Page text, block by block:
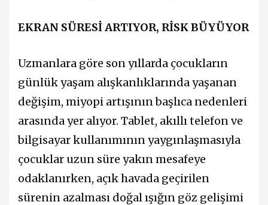
EKRAN SÜRESİ ARTIYOR, RİSK BÜYÜYOR
Uzmanlara göre son yıllarda çocukların
günlük yaşam alışkanlıklarında yaşanan
değişim, miyopi artışının başlıca nedenleri
arasında yer alıyor. Tablet, akıllı telefon ve
bilgisayar kullanımının yaygınlaşmasıyla
çocuklar uzun süre yakın mesafeye
odaklanırken, açık havada geçirilen
sürenin azalması doğal ışığın göz gelişimi